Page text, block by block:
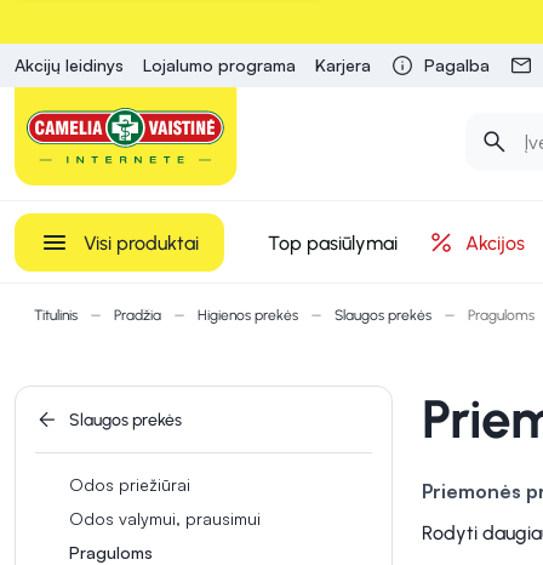
Akcijų leidinys Lojalumo programa Karjera Pagalba
Visi produktai Top pasiūlymai Akcijos
Titulinis Pradžia Higienos prekės Slaugos prekės Praguloms
Slaugos prekės
Odos priežiūrai
Odos valymui, prausimui
Praguloms
Priemonės
SUDOCREM
kraujotakąir
Rodyti